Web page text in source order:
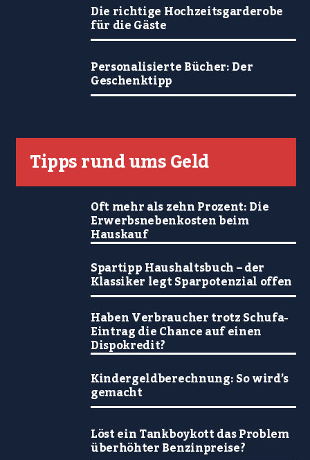
Die richtige Hochzeitsgarderobe
für die Gäste
Personalisierte Bücher: Der
Geschenktipp
Tipps rund ums Geld
Oft mehr als zehn Prozent: Die
Erwerbsnebenkosten beim
Hauskauf
Spartipp Haushaltsbuch – der
Klassiker legt Sparpotenzial offen
Haben Verbraucher trotz Schufa-
Eintrag die Chance auf einen
Dispokredit?
Kindergeldberechnung: So wird’s
gemacht
Löst ein Tankboykott das Problem
überhöhter Benzinpreise?